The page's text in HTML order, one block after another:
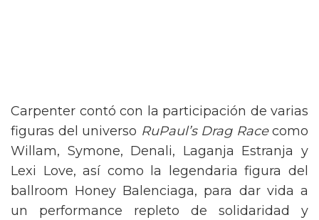
Carpenter contó con la participación de varias
figuras del universo RuPaul’s Drag Racecomo
Willam, Symone, Denali, Laganja Estranja y
Lexi Love, así como la legendaria figura del
ballroom Honey Balenciaga, para dar vida a
un performance repleto de solidaridad y